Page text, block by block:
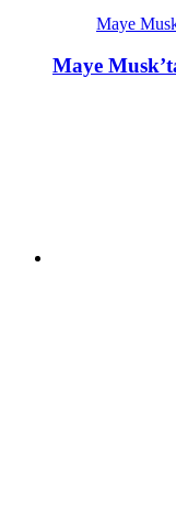
Maye
Maye